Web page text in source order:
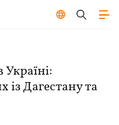
Україні:
із Дагестану та